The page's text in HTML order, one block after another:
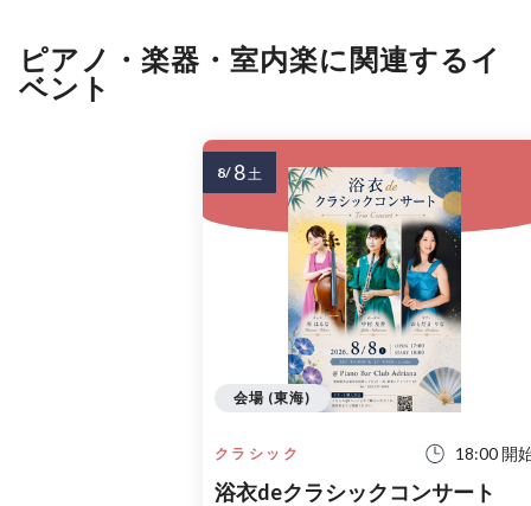
ピアノ・楽器・室内楽に関連するイ
ベント
クラシック 18:00 開
浴衣deクラシックコンサート
会場 (東海)
8/ 8土